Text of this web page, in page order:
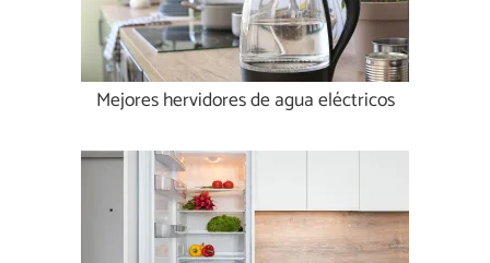
Mejores hervidores de agua eléctricos